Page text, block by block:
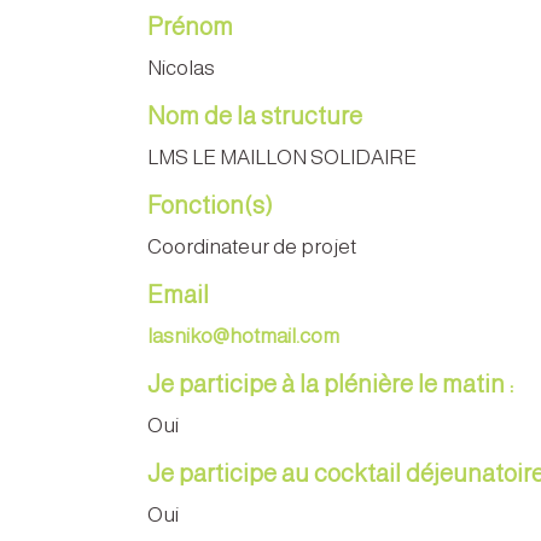
Prénom
Nicolas
Nom de la structure
LMS LE MAILLON SOLIDAIRE
Fonction(s)
Coordinateur de projet
Email
lasniko@hotmail.com
Je participe à la plénière le matin :
Oui
Je participe au cocktail
Oui